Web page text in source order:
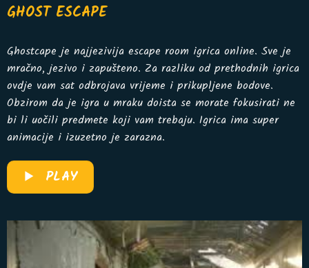
GHOST ESCAPE
Ghostcape je najjezivija escape room igrica online. Sve je
mračno, jezivo i zapušteno. Za razliku od prethodnih igrica
ovdje vam sat odbrojava vrijeme i prikupljene bodove.
Obzirom da je igra u mraku doista se morate fokusirati ne
bi li uočili predmete koji vam trebaju. Igrica ima super
animacije i izuzetno je zarazna.
PLAY